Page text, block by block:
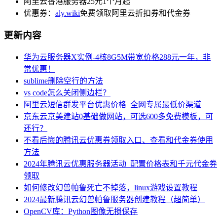
优惠券： aly.wiki免费领取阿里云折扣券和代金券
更新内容
华为云服务器X实例-4核8G5M带宽价格288元一年，非
常优惠！
sublime删除空行的方法
vs code怎么关闭侧边栏？
阿里云短信群发平台优惠价格_全网专属最低价渠道
京东云京美建站0基础做网站，可选600多免费模板，可
还行？
不看后悔的腾讯云优惠券领取入口、查看和代金券使用
方法
2024年腾讯云优惠服务器活动_配置价格表和千元代金券
领取
如何修改幻兽帕鲁死亡不掉落，linux游戏设置教程
2024最新腾讯云幻兽帕鲁服务器创建教程（超简单）
OpenCV库：Python图像无损保存